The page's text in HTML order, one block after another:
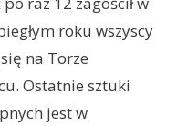
roku wszyscy
na Torze
Ostatnie sztuki
jest w